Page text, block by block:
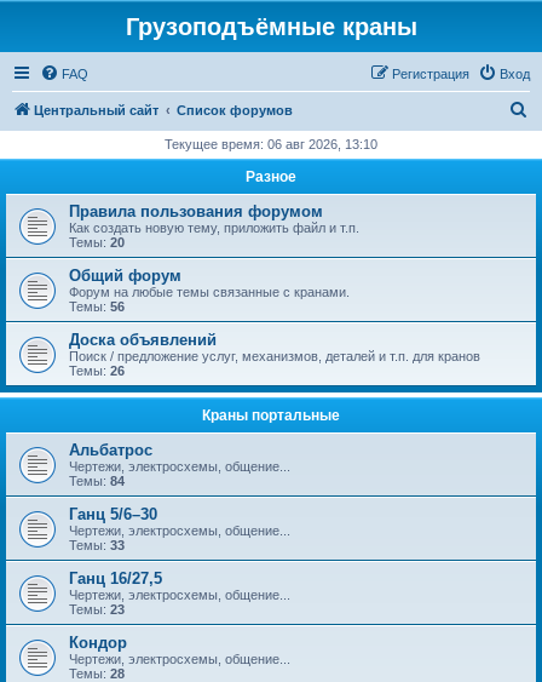
Грузоподъёмные краны
FAQ Вход
Регистрация
Центральный сайт Список форумов
с
Текущее время: 06 авг 2026, 13:10
Разное
Правила пользования форумом
Как создать новую тему, приложить файл и т.п.
Темы: 20
Общий форум
Форум на любые темы связанные с кранами.
Темы: 56
Доска объявлений
Поиск / предложение услуг, механизмов, деталей и т.п. для кранов
Темы: 26
Краны портальные
Альбатрос
Чертежи, электросхемы, общение...
Темы: 84
Ганц 5/6–30
Чертежи, электросхемы, общение...
Темы: 33
Ганц 16/27,5
Чертежи, электросхемы, общение...
Темы: 23
Кондор
Чертежи, электросхемы, общение...
Темы: 28